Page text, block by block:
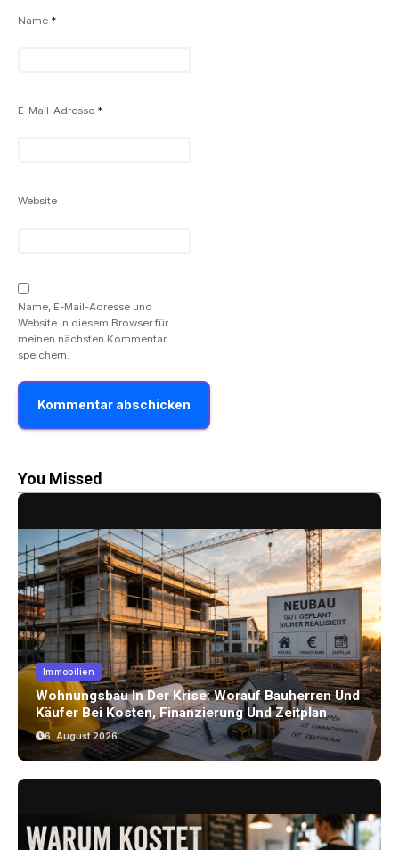
Name *
E-Mail-Adresse *
Website
Name, E-Mail-Adresse und
Website in diesem Browser für
meinen nächsten Kommentar
speichern.
You Missed
Immobilien
Wohnungsbau In Der Krise: Worauf Bauherren Und
Käufer Bei Kosten, Finanzierung Und Zeitplan
Achten Sollten
6. August 2026